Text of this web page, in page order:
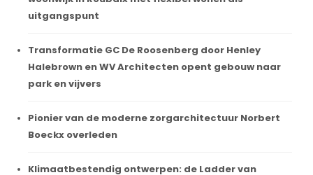
uitgangspunt
Transformatie GC De Roosenberg door Henley
Halebrown en WV Architecten opent gebouw naar
park en vijvers
Pionier van de moderne zorgarchitectuur Norbert
Boeckx overleden
Klimaatbestendig ontwerpen: de Ladder van